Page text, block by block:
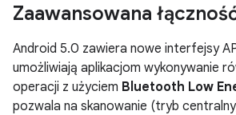
Zaawansowana
Android 5.0 zawiera nowe interfejsy
umożliwiają aplikacjom wykonywanie
operacji z użyciem Bluetooth Low
pozwala na skanowanie (tryb